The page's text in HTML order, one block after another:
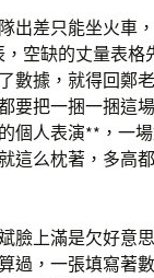
差只能坐火車
空缺的丈量表格
數據，就得回鄭
要把一捆一捆這
個人表演**，一
這么枕著，多高
上滿是欠好意思
過，一張填寫著